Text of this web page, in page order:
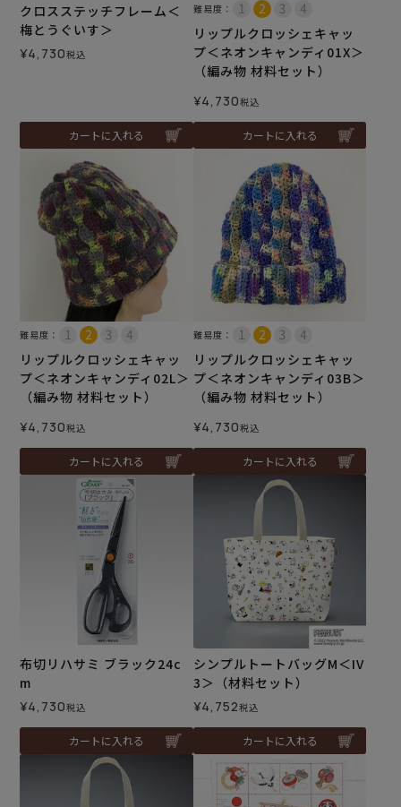
クロスステッチフレーム＜
梅とうぐいす＞
¥4,730税込
カートに入れる
難易度：
リップルクロッシェキャッ
プ＜ネオンキャンディ01X＞
（編み物 材料セット）
¥4,730税込
カートに入れる
難易度：
リップルクロッシェキャッ
プ＜ネオンキャンディ02L＞
（編み物 材料セット）
¥4,730税込
カートに入れる
難易度：
リップルクロッシェキャッ
プ＜ネオンキャンディ03B＞
（編み物 材料セット）
¥4,730税込
カートに入れる
布切リハサミ ブラック24c
m
¥4,730税込
カートに入れる
シンプルトートバッグM＜IV
3＞（材料セット）
¥4,752税込
カートに入れる